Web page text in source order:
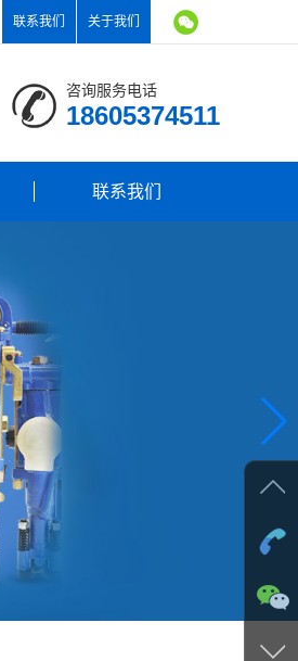
联系我们 关于我们
咨询服务电话
18605374511
联系我们